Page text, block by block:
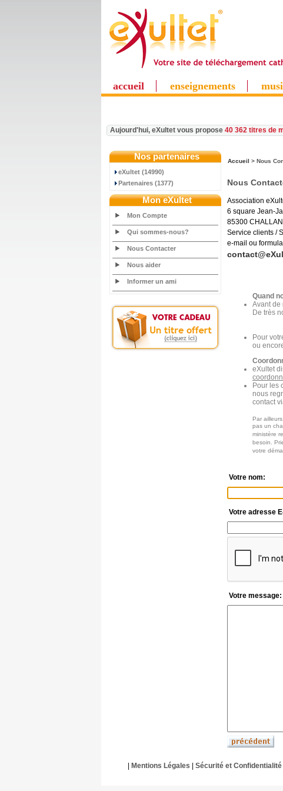
accueil enseignements
Aujourd'hui, eXultet vous propose 40 362 titres de
Nos partenaires
eXultet (14990)
Partenaires (1377)
Mon eXultet
Mon Compte
Qui sommes-nous?
Nous Contacter
Nous aider
Informer un ami
Accueil > Nous
Nous
Association
6 square Jean-
85300
Service clients /
e-mail ou
Quand
Avant de
De très
Pour
ou
eXultet
Pour les
nous
contact
Par
pas un
ministère
besoin.
votre
Votre nom:
Votre adresse
Votre message:
Mentions Légales Sécurité et Confidentialité|